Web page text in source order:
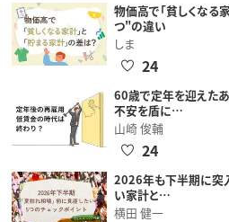
物価高で「貧しくなる
つ"の違い
しま
24
60歳で定年を迎えた
不安を盾に…
山崎 俊輔
24
2026年も下半期に突
い家計と…
横田 健一